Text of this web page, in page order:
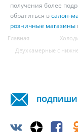
получения более
обратиться всалон-
розничные магазины
Главная
Двухкамерные с